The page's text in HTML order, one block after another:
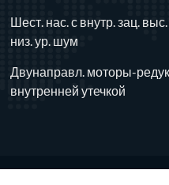
Шест. нас. с внутр. зац.
низ. ур. шум
Двунаправл. моторы-
внутренней утечкой